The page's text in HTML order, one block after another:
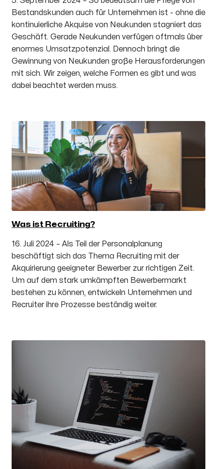
Bestandskunden auch für Unternehmen ist - ohne die
kontinuierliche Akquise von Neukunden stagniert das
Geschäft. Gerade Neukunden verfügen oftmals über
enormes Umsatzpotenzial. Dennoch bringt die
Gewinnung von Neukunden große Herausforderungen
mit sich. Wir zeigen, welche Formen es gibt und was
dabei beachtet werden muss.
Was ist Recruiting?
16. Juli 2024 – Als Teil der Personalplanung
beschäftigt sich das Thema Recruiting mit der
Akquirierung geeigneter Bewerber zur richtigen Zeit.
Um auf dem stark umkämpften Bewerbermarkt
bestehen zu können, entwickeln Unternehmen und
Recruiter ihre Prozesse beständig weiter.